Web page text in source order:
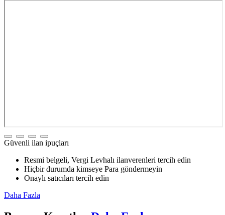
Güvenli ilan ipuçları
Resmi belgeli, Vergi Levhalı ilanverenleri tercih edin
Hiçbir durumda kimseye Para göndermeyin
Onaylı satıcıları tercih edin
Daha Fazla